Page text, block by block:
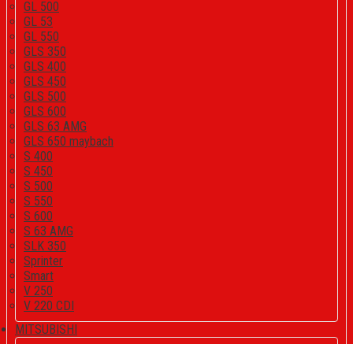
GL 500
GL 53
GL 550
GLS 350
GLS 400
GLS 450
GLS 500
GLS 600
GLS 63 AMG
GLS 650 maybach
S 400
S 450
S 500
S 550
S 600
S 63 AMG
SLK 350
Sprinter
Smart
V 250
V 220 CDI
MITSUBISHI